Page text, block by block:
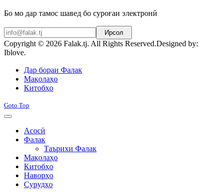
Бо мо дар тамос шавед бо суроғаи электронӣ
Ирсол
Copyright © 2026 Falak.tj. All Rights Reserved.Designed by:
Iblove.
Дар бораи Фалак
Мақолаҳо
Китобҳо
Goto Top
Асосӣ
Фалак
Таърихи Фалак
Мақолаҳо
Китобҳо
Наворҳо
Сурудҳо